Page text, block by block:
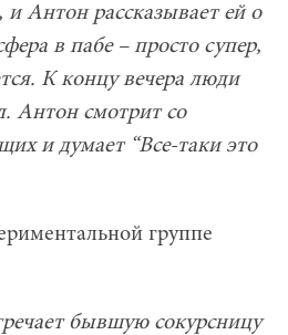
и Антон рассказывает ей о
в пабе – просто супер,
К концу вечера люди
Антон смотрит со
и думает “Все-таки это
группе
бывшую сокурсницу